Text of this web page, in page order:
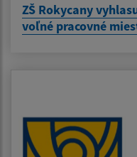
ZŠ Rokycany
voľné pracovné